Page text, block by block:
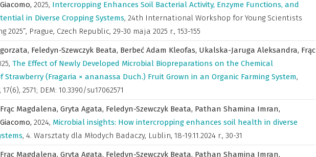
2025, Intercropping Enhances Soil Bacterial Activity, Enzyme Functions, and
in Diverse Cropping Systems, 24th International Workshop for Young Scientists
2025”, Prague, Czech Republic, 29-30 maja 2025 r., 153-155
Feledyn-Szewczyk Beata, Berbeć Adam Kleofas, Ukalska-Jaruga Aleksandra, Frąc
, The Effect of Newly Developed Microbial Biopreparations on the Chemical
Strawberry (Fragaria × ananassa Duch.) Fruit Grown in an Organic Farming System,
, 17(6), 2571; DEM: 10.3390/su17062571
Frąc Magdalena, Gryta Agata, Feledyn-Szewczyk Beata, Pathan Shamina Imran,
2024, Microbial insights: How intercropping enhances soil health in diverse
, 4. Warsztaty dla Młodych Badaczy, Lublin, 18-19.11.2024 r., 30-31
Frąc Magdalena, Gryta Agata, Feledyn-Szewczyk Beata, Pathan Shamina Imran,